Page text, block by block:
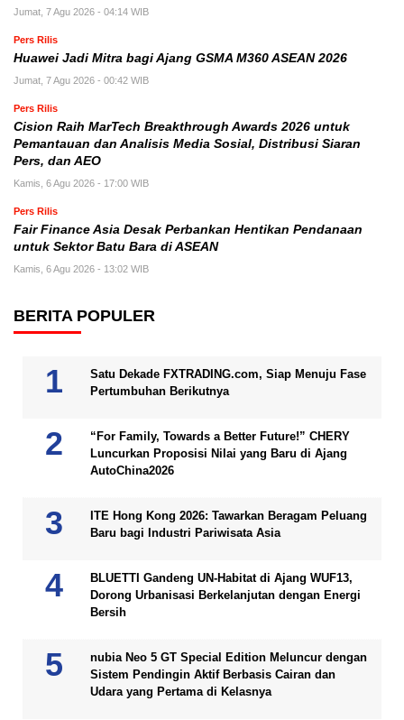
Jumat, 7 Agu 2026 - 04:14 WIB
Pers Rilis
Huawei Jadi Mitra bagi Ajang GSMA M360 ASEAN 2026
Jumat, 7 Agu 2026 - 00:42 WIB
Pers Rilis
Cision Raih MarTech Breakthrough Awards 2026 untuk
Pemantauan dan Analisis Media Sosial, Distribusi Siaran
Pers, dan AEO
Kamis, 6 Agu 2026 - 17:00 WIB
Pers Rilis
Fair Finance Asia Desak Perbankan Hentikan Pendanaan
untuk Sektor Batu Bara di ASEAN
Kamis, 6 Agu 2026 - 13:02 WIB
BERITA POPULER
Satu Dekade FXTRADING.com, Siap Menuju Fase
Pertumbuhan Berikutnya
“For Family, Towards a Better Future!” CHERY
Luncurkan Proposisi Nilai yang Baru di Ajang
AutoChina2026
ITE Hong Kong 2026: Tawarkan Beragam Peluang
Baru bagi Industri Pariwisata Asia
BLUETTI Gandeng UN-Habitat di Ajang WUF13,
Dorong Urbanisasi Berkelanjutan dengan Energi
Bersih
nubia Neo 5 GT Special Edition Meluncur dengan
Sistem Pendingin Aktif Berbasis Cairan dan
Udara yang Pertama di Kelasnya